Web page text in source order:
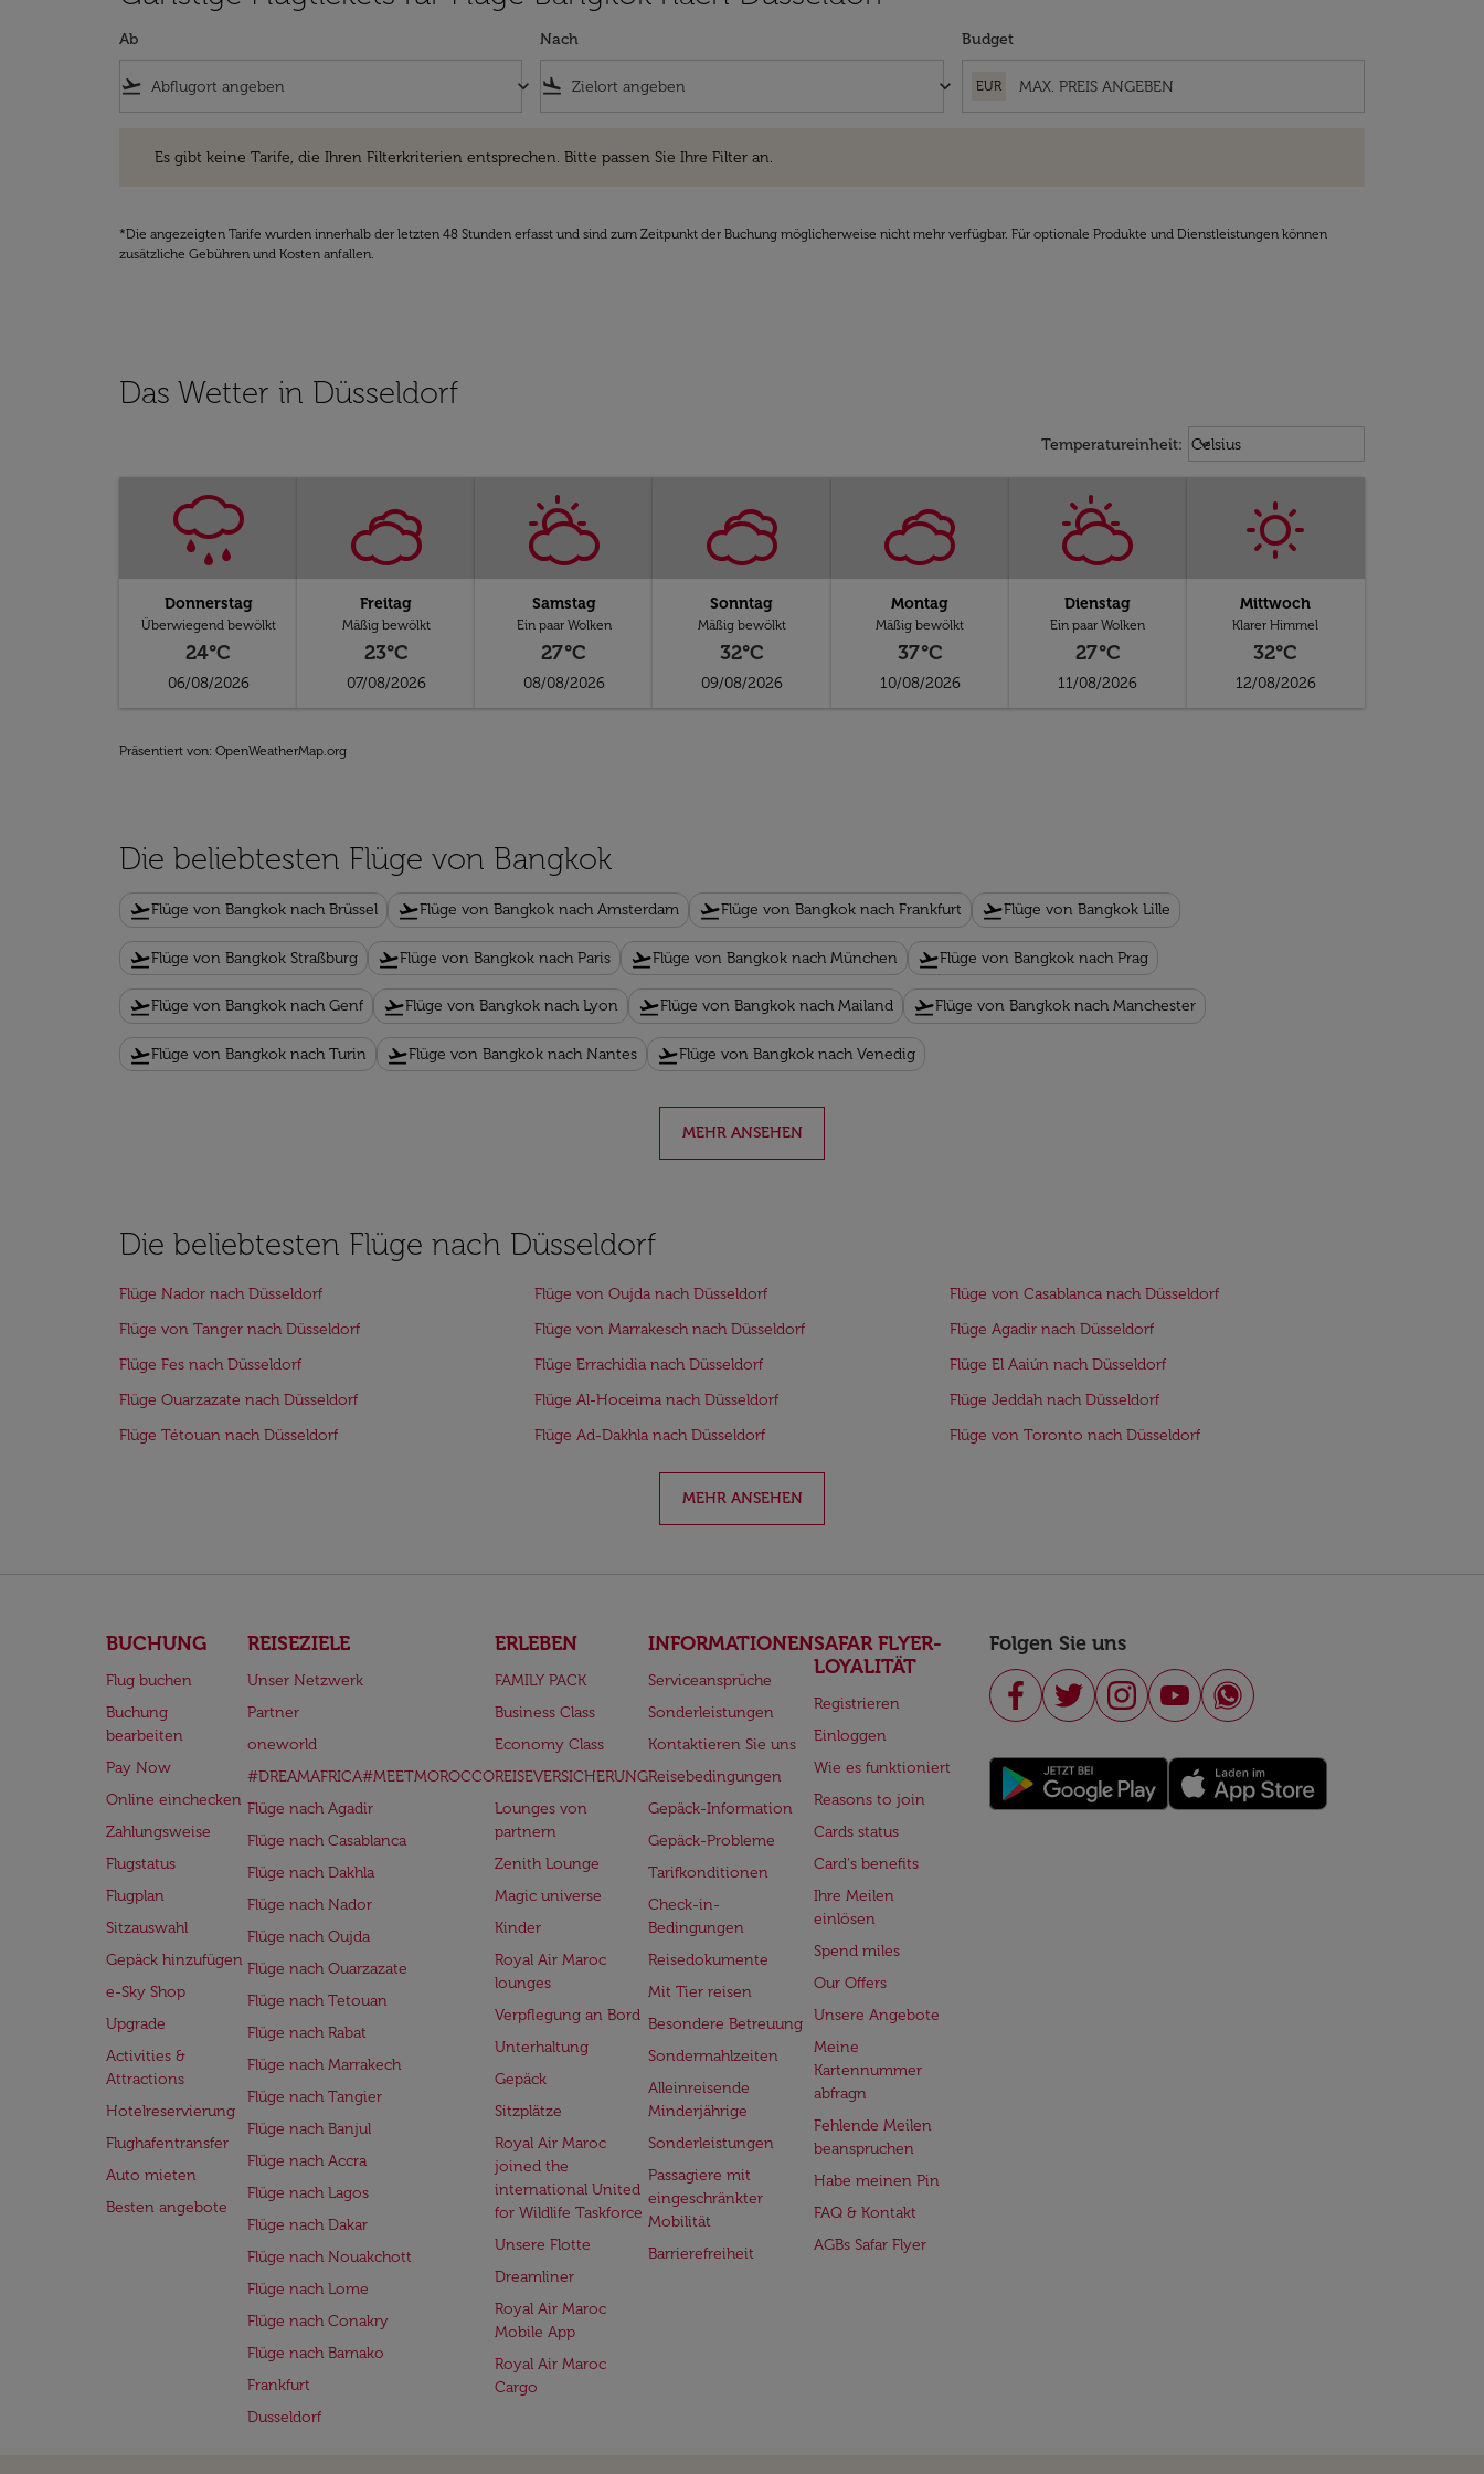
Ab
flight_takeoff keyboard_arrow_down
Nach
flight_land keyboard_arrow_down
Budget
EUR
Es gibt keine Tarife, die Ihren Filterkriterien entsprechen. Bitte passen Sie Ihre Filter an.
*Die angezeigten Tarife wurden innerhalb der letzten 48 Stunden erfasst und sind zum Zeitpunkt der Buchung möglicherweise nicht mehr verfügbar. Für optionale Produkte und Dienstleistungen können
zusätzliche Gebühren und Kosten anfallen.
Das Wetter in Düsseldorf
Temperatureinheit: Weather unit option Celsius
Celsius
keyboard_arrow_down
Donnerstag
Überwiegend bewölkt
24°C
06/08/2026
Freitag
Mäßig bewölkt
23°C
07/08/2026
Samstag
Ein paar Wolken
27°C
08/08/2026
Sonntag
Mäßig bewölkt
32°C
09/08/2026
Montag
Mäßig bewölkt
37°C
10/08/2026
Dienstag
Ein paar Wolken
27°C
11/08/2026
Mittwoch
Klarer Himmel
32°C
12/08/2026
Präsentiert von: OpenWeatherMap.org
Die beliebtesten Flüge von Bangkok
flight_takeoffFlüge von Bangkok nach Brüssel flight_takeoffFlüge von Bangkok nach Amsterdam flight_takeoffFlüge von Bangkok nach Frankfurt flight_takeoffFlüge von Bangkok Lille
flight_takeoffFlüge von Bangkok Straßburg flight_takeoffFlüge von Bangkok nach Paris flight_takeoffFlüge von Bangkok nach München flight_takeoffFlüge von Bangkok nach Prag
flight_takeoffFlüge von Bangkok nach Genf flight_takeoffFlüge von Bangkok nach Lyon flight_takeoffFlüge von Bangkok nach Mailand flight_takeoffFlüge von Bangkok nach Manchester
flight_takeoffFlüge von Bangkok nach Turin flight_takeoffFlüge von Bangkok nach Nantes flight_takeoffFlüge von Bangkok nach Venedig
MEHR ANSEHEN
Die beliebtesten Flüge nach Düsseldorf
Flüge Nador nach Düsseldorf Flüge von Oujda nach Düsseldorf
Flüge von Casablanca nach Düsseldorf
Flüge von Tanger nach Düsseldorf
Flüge von Marrakesch nach Düsseldorf
Flüge Agadir nach Düsseldorf
Flüge Fes nach Düsseldorf
Flüge Errachidia nach Düsseldorf
Flüge El Aaiún nach Düsseldorf
Flüge Ouarzazate nach Düsseldorf
Flüge Al-Hoceima nach Düsseldorf
Flüge Jeddah nach Düsseldorf
Flüge Tétouan nach Düsseldorf
Flüge Ad-Dakhla nach Düsseldorf Flüge von Toronto nach Düsseldorf
MEHR ANSEHEN
BUCHUNG
Flug buchen
Buchung
bearbeiten
Pay Now
Online einchecken
Zahlungsweise
Flugstatus
Flugplan
Sitzauswahl
Gepäck hinzufügen
e-Sky Shop
Upgrade
Activities &
Attractions
Hotelreservierung
Flughafentransfer
Auto mieten
Besten angebote
REISEZIELE
Unser Netzwerk
Partner
oneworld
#DREAMAFRICA#MEETMOROCCO
Flüge nach Agadir
Flüge nach Casablanca
Flüge nach Dakhla
Flüge nach Nador
Flüge nach Oujda
Flüge nach Ouarzazate
Flüge nach Tetouan
Flüge nach Rabat
Flüge nach Marrakech
Flüge nach Tangier
Flüge nach Banjul
Flüge nach Accra
Flüge nach Lagos
Flüge nach Dakar
Flüge nach Nouakchott
Flüge nach Lome
Flüge nach Conakry
Flüge nach Bamako
Frankfurt
Dusseldorf
ERLEBEN
FAMILY PACK
Business Class
Economy Class
REISEVERSICHERUNG
Lounges von
partnern
Zenith Lounge
Magic universe
Kinder
Royal Air Maroc
lounges
Verpflegung an Bord
Unterhaltung
Gepäck
Sitzplätze
Royal Air Maroc
joined the
international United
for Wildlife Taskforce
Unsere Flotte
Dreamliner
Royal Air Maroc
Mobile App
Royal Air Maroc
Cargo
INFORMATIONEN
Serviceansprüche
Sonderleistungen
Kontaktieren Sie uns
Reisebedingungen
Gepäck-Information
Gepäck-Probleme
Tarifkonditionen
Check-in-
Bedingungen
Reisedokumente
Mit Tier reisen
Besondere Betreuung
Sondermahlzeiten
Alleinreisende
Minderjährige
Sonderleistungen
Passagiere mit
eingeschränkter
Mobilität
Barrierefreiheit
SAFAR FLYER-
LOYALITÄT
Registrieren
Einloggen
Wie es funktioniert
Reasons to join
Cards status
Card's benefits
Ihre Meilen
einlösen
Spend miles
Our Offers
Unsere Angebote
Meine
Kartennummer
abfragn
Fehlende Meilen
beanspruchen
Habe meinen Pin
FAQ & Kontakt
AGBs Safar Flyer
Folgen Sie uns